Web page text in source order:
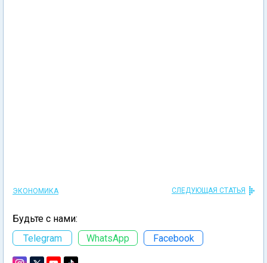
ЭКОНОМИКА СЛЕДУЮЩАЯ СТАТЬЯ
Будьте с нами:
Telegram
WhatsApp Facebook